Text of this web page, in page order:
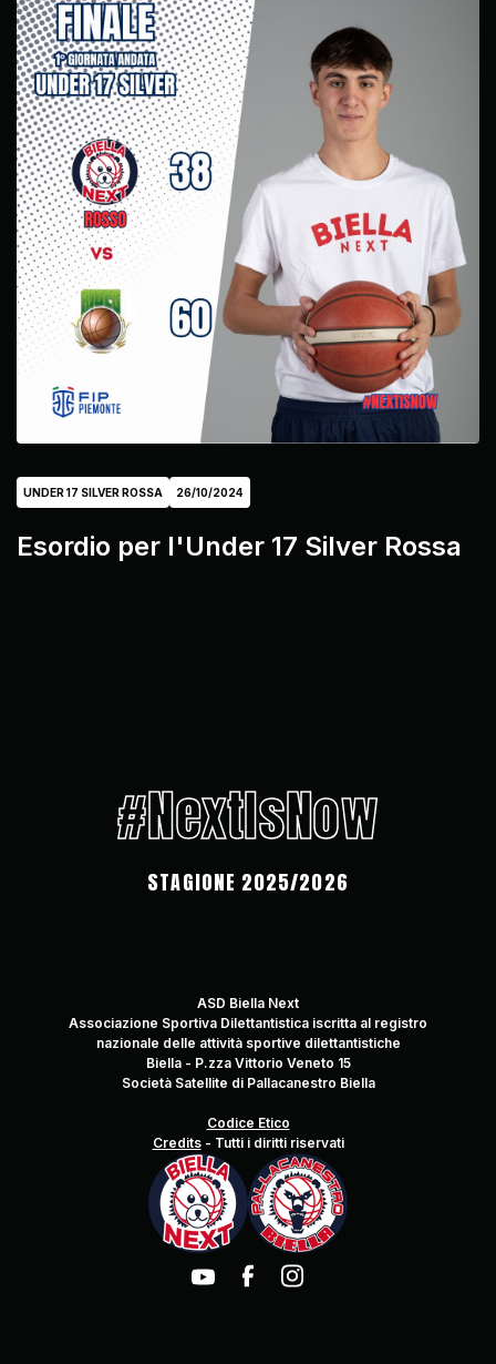
UNDER 17 SILVER ROSSA 26/10/2024
Esordio per l'Under 17 Silver Rossa
#NextIsNow
STAGIONE 2025/2026
ASD Biella Next
Associazione Sportiva Dilettantistica iscritta al registro
nazionale delle attività sportive dilettantistiche
Biella - P.zza Vittorio Veneto 15
Società Satellite di Pallacanestro Biella
Codice Etico
Credits- Tutti i diritti riservati